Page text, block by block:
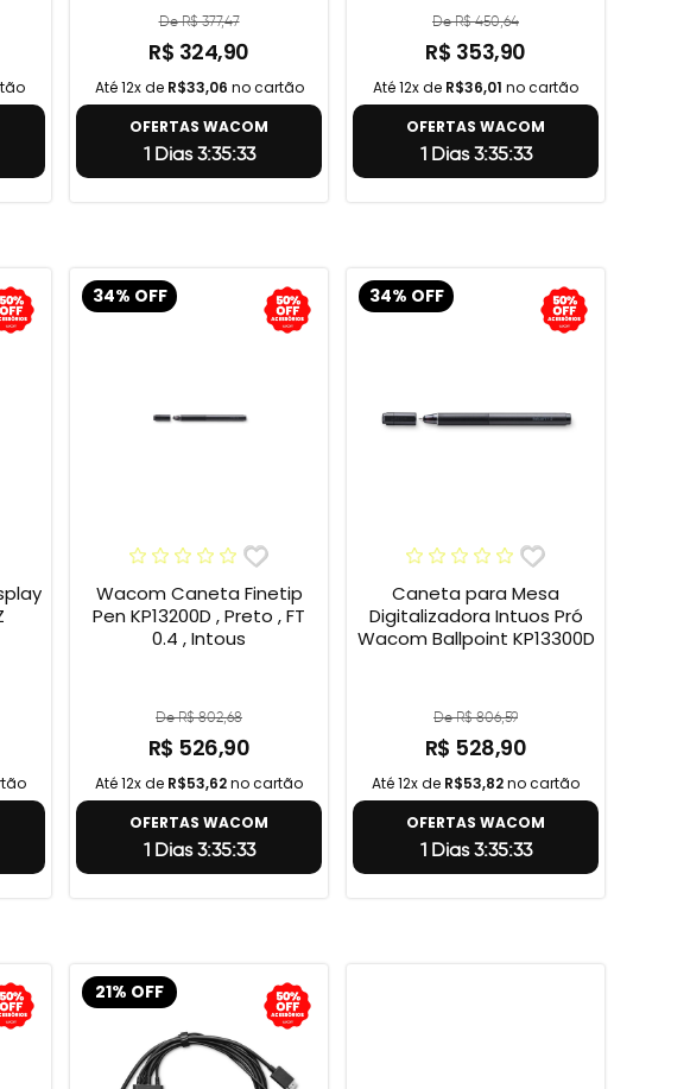
De R$ 377,47
R$ 324,90
Até 12x de R$33,06 no cartão
OFERTAS WACOM
1 Dias 3:35:32
De R$ 450,64
R$ 353,90
Até 12x de R$36,01 no cartão
OFERTAS WACOM
1 Dias 3:35:32
34% OFF
Wacom Caneta Finetip
Pen KP13200D , Preto , FT
0.4 , Intous
De R$ 802,68
R$ 526,90
Até 12x de R$53,62no cartão
OFERTAS WACOM
1 Dias 3:35:32
34% OFF
Caneta para Mesa
Digitalizadora Intuos Pró
Wacom Ballpoint KP13300D
De R$ 806,59
R$ 528,90
Até 12x de R$53,82no cartão
OFERTAS WACOM
1 Dias 3:35:32
21% OFF